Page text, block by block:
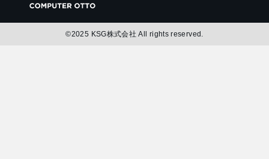
©2025 KSG株式会社 All rights reserved.